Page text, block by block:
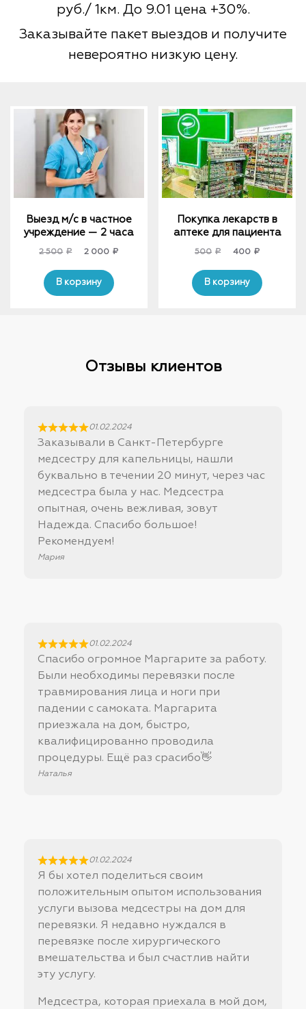
руб./ 1км. До 9.01 цена +30%.
Заказывайте пакет выездов и получите
невероятно низкую цену.
Выезд м/с в частное
учреждение — 2 часа
2 500 ₽
Original
was:
2
2 000 ₽Current
В корзину
Покупка лекарств в
аптеке для пациента
500 ₽
Original
was:
500₽.
400 ₽Current
is:
В корзину
Отзывы клиентов
01.02.2024
Заказывали в Санкт-Петербурге
медсестру для капельницы, нашли
буквально в течении 20 минут, через час
медсестра была у нас. Медсестра
опытная, очень вежливая, зовут
Надежда. Спасибо большое!
Рекомендуем!
Мария
01.02.2024
Спасибо огромное Маргарите за работу.
Были необходимы перевязки после
травмирования лица и ноги при
падении с самоката. Маргарита
приезжала на дом, быстро,
квалифицированно проводила
процедуры. Ещё раз срасибо👋
Наталья
01.02.2024
Я бы хотел поделиться своим
положительным опытом использования
услуги вызова медсестры на дом для
перевязки. Я недавно нуждался в
перевязке после хирургического
вмешательства и был счастлив найти
эту услугу.
Медсестра, которая приехала в мой дом,